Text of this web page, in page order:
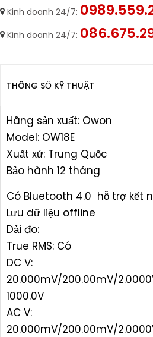
Kinh doanh 24/7:
Kinh doanh 24/7:
THÔNG SỐ KỸ THUẬT
Hãng sản xuất: Owon
Model: OW18E
Xuất xứ: Trung Quốc
Bảo hành 12 tháng
Có Bluetooth 4.0 hỗ trợ kết
Lưu dữ liệu offline
Dải đo:
True RMS: Có
DC V:
20.000mV/200.00mV/
1000.0V
AC V:
20.000mV/200.00mV/